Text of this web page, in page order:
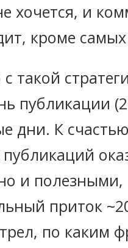
хочется, и
кроме
такой
публикации
дни. К
и полезными,
приток
по каким